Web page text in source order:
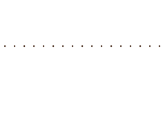
・・・・・・・・・・・・・・・